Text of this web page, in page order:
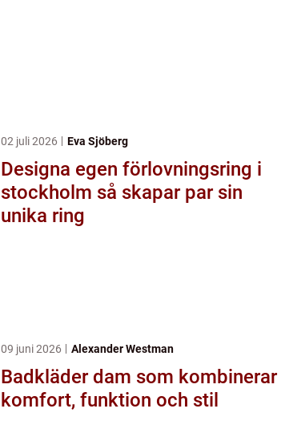
02 juli 2026 Eva Sjöberg
Designa egen förlovningsring i
stockholm så skapar par sin
unika ring
09 juni 2026 Alexander Westman
Badkläder dam som kombinerar
komfort, funktion och stil